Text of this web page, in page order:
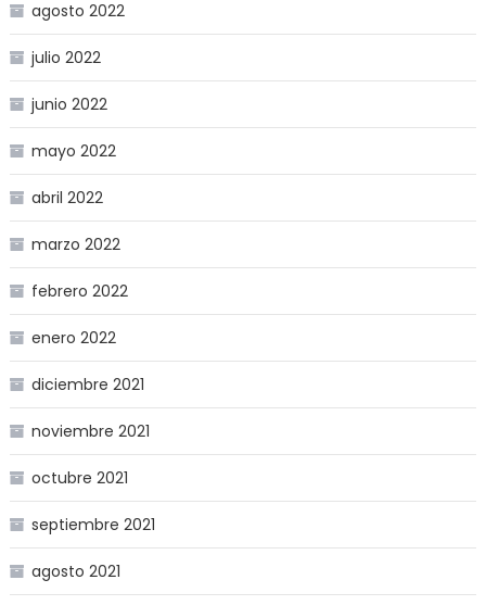
agosto 2022
julio 2022
junio 2022
mayo 2022
abril 2022
marzo 2022
febrero 2022
enero 2022
diciembre 2021
noviembre 2021
octubre 2021
septiembre 2021
agosto 2021